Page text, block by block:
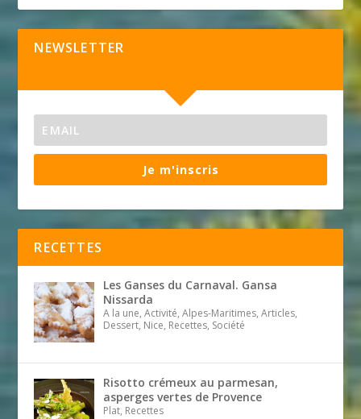
NEWSLETTER
Je m'inscris
RECETTES
Les Ganses du Carnaval. Gansa
Nissarda
A la une, Activité, Alpes-Maritimes, Articles,
Dessert, Nice, Recettes, Société
Risotto crémeux au parmesan,
asperges vertes de Provence
Plat, Recettes